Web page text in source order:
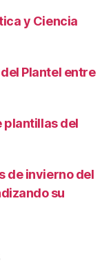
y Ciencia
Plantel entre
plantillas del
de invierno del
su